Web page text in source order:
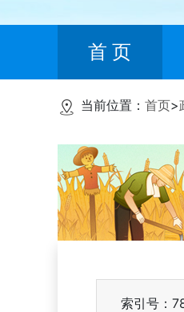
首 页
当前位置： 首页>
索引号：